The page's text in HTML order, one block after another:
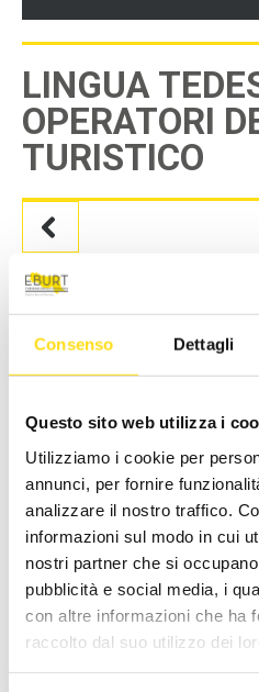
Consenso Dettagli
Questo sito web utilizza i
Utilizziamo i cookie per
annunci, per fornire
analizzare il nostro traffico.
informazioni sul modo in cui
nostri partner che si
pubblicità e social media, i
con altre informazioni che ha
raccolto dal suo utilizzo dei
LINGUA
OPERATORI
TURISTICO
Durata: 24 ore
Avvio: 26/11/2024
ENTE FORMATIVO: ISCOM
La conversazione con il cliente:
come gestire efficacemente
tedesca alla presenza della
congedo